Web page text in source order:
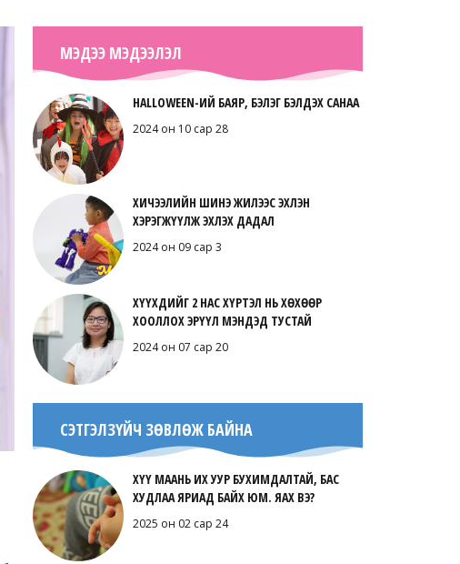
МЭДЭЭ МЭДЭЭЛЭЛ
HALLOWEEN-ИЙ БАЯР, БЭЛЭГ БЭЛДЭХ САНАА
2024 он 10 сар 28
ХИЧЭЭЛИЙН ШИНЭ ЖИЛЭЭС ЭХЛЭН
ХЭРЭГЖҮҮЛЖ ЭХЛЭХ ДАДАЛ
2024 он 09 сар 3
ХҮҮХДИЙГ 2 НАС ХҮРТЭЛ НЬ ХӨХӨӨР
ХООЛЛОХ ЭРҮҮЛ МЭНДЭД ТУСТАЙ
2024 он 07 сар 20
СЭТГЭЛЗҮЙЧ ЗӨВЛӨЖ БАЙНА
ХҮҮ МААНЬ ИХ УУР БУХИМДАЛТАЙ, БАС
ХУДЛАА ЯРИАД БАЙХ ЮМ. ЯАХ ВЭ?
2025 он 02 сар 24